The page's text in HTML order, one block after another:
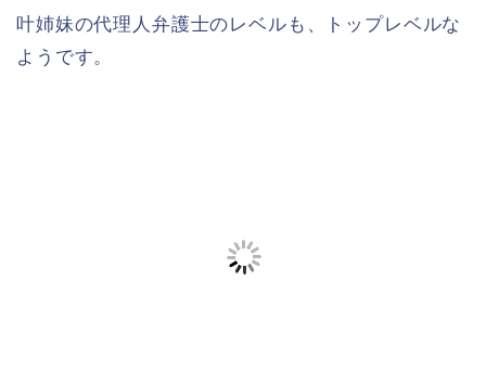
叶姉妹の代理人弁護士のレベルも、トップレベルな
ようです。